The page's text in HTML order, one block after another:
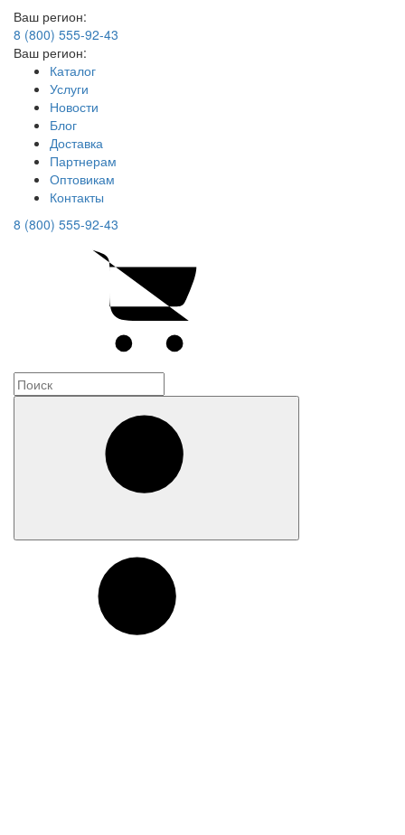
Ваш регион:
8 (800) 555-92-43
Ваш регион:
Каталог
Услуги
Новости
Блог
Доставка
Партнерам
Оптовикам
Контакты
8 (800) 555-92-43